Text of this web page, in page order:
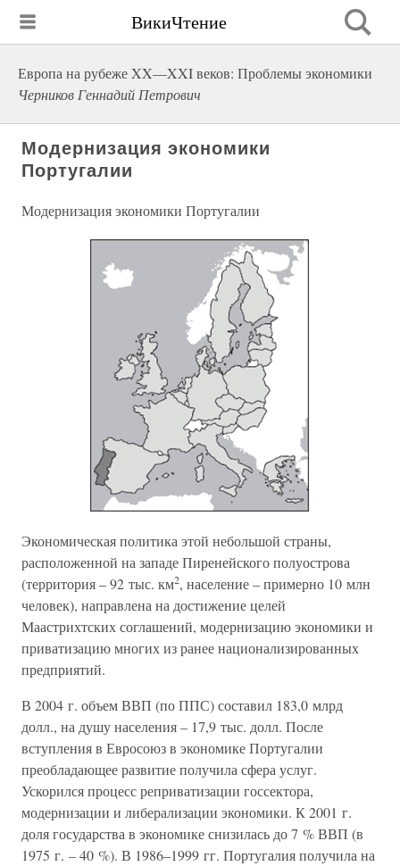
ВикиЧтение
Европа на рубеже XX—XXI веков: Проблемы экономики
Черников Геннадий Петрович
Модернизация экономики
Португалии
Модернизация экономики Португалии
Экономическая политика этой небольшой страны,
расположенной на западе Пиренейского полуострова
(территория – 92 тыс. км2, население – примерно 10 млн
человек), направлена на достижение целей
Маастрихтских соглашений, модернизацию экономики и
приватизацию многих из ранее национализированных
предприятий.
В 2004 г. объем ВВП (по ППС) составил 183,0 млрд
долл., на душу населения – 17,9 тыс. долл. После
вступления в Евросоюз в экономике Португалии
преобладающее развитие получила сфера услуг.
Ускорился процесс реприватизации госсектора,
модернизации и либерализации экономики. К 2001 г.
доля государства в экономике снизилась до 7 % ВВП (в
1975 г. – 40 %). В 1986–1999 гг. Португалия получила на